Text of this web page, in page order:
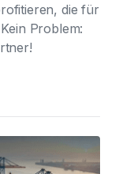
die für
Problem: